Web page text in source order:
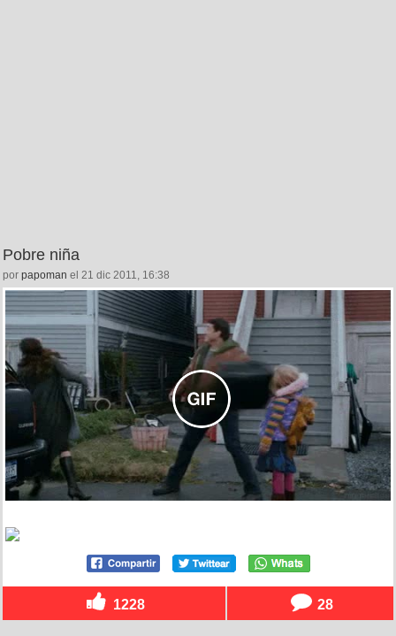
Pobre niña
por papoman el 21 dic 2011, 16:38
1228 28